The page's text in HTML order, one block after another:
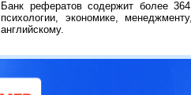
Банк рефератов содержит более
психологии, экономике,
английскому.